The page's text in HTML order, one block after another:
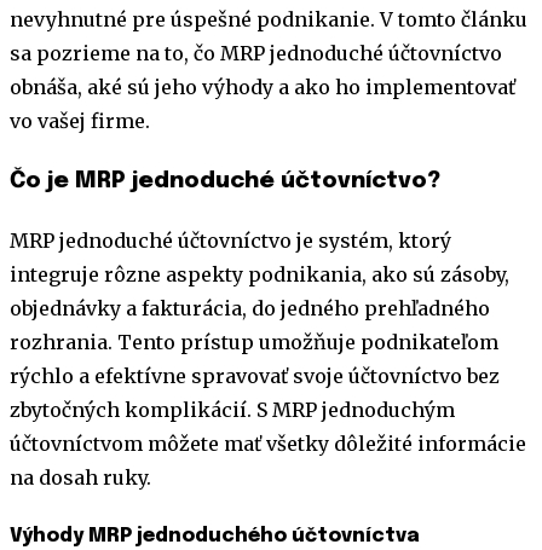
nevyhnutné pre úspešné podnikanie. V tomto článku
sa pozrieme na to, čo MRP jednoduché účtovníctvo
obnáša, aké sú jeho výhody a ako ho implementovať
vo vašej firme.
Čo je MRP jednoduché účtovníctvo?
MRP jednoduché účtovníctvo je systém, ktorý
integruje rôzne aspekty podnikania, ako sú zásoby,
objednávky a fakturácia, do jedného prehľadného
rozhrania. Tento prístup umožňuje podnikateľom
rýchlo a efektívne spravovať svoje účtovníctvo bez
zbytočných komplikácií. S MRP jednoduchým
účtovníctvom môžete mať všetky dôležité informácie
na dosah ruky.
Výhody MRP jednoduchého účtovníctva